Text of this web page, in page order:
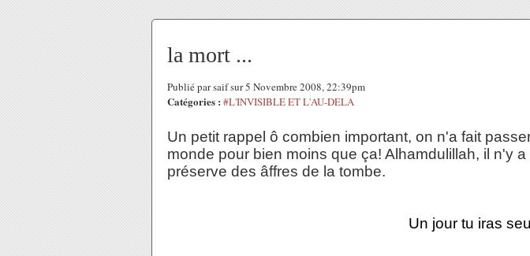
la mort ...
Publié par saif sur 5 Novembre 2008, 22:39pm
Catégories : #L'INVISIBLE ET L'AU-DELA
Un petit rappel ô combien important, on n'a fait
monde pour bien moins que ça! Alhamdulillah, il n'y
préserve des âffres de la tombe.
Un jour tu iras